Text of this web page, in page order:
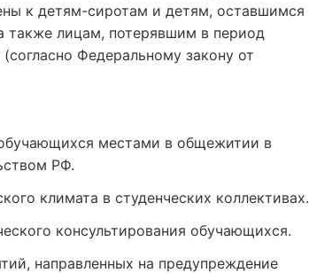
к детям-сиротам и детям, оставшимся
также лицам, потерявшим в период
Федеральному закону от
местами в общежитии в
РФ.
климата в студенческих коллективах.
консультирования обучающихся.
направленных на предупреждение